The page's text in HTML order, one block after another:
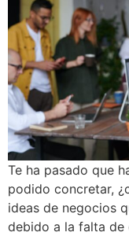
Te ha pasado que
podido concretar,
ideas de negocios
debido a la falta de